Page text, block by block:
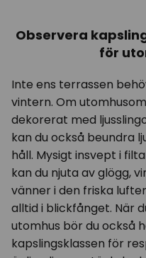
Observera
för
Inte ens terrassen
vintern. Om
dekorerat med
kan du också beundra
håll. Mysigt insvept i
kan du njuta av glögg,
vänner i den friska
alltid i blickfånget. När
utomhus bör du också
kapslingsklassen för